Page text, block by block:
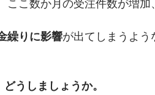
ここ数か月の受注件数が増
繰りに影響が出てしまうよう
うしましょうか。